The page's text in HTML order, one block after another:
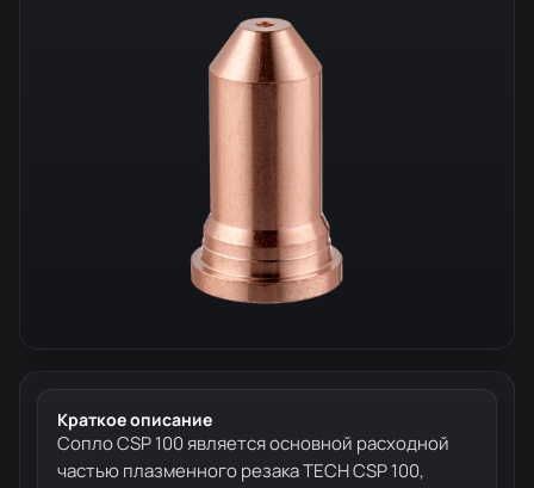
Краткое описание
Сопло CSP 100 является основной расходной
частью плазменного резака TECH CSP 100,